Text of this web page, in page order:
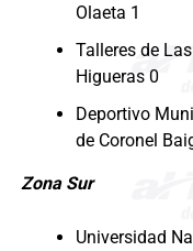
Olaeta 1
Talleres de
Higueras 0
Deportivo
de Coronel
Zona Sur
Universidad